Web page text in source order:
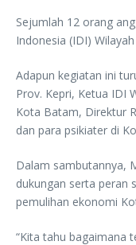
Sejumlah 12 orang
Indonesia (IDI)
Adapun kegiatan ini
Prov. Kepri, Ketua IDI
Kota Batam, Direktur
dan para psikiater di
Dalam sambutannya,
dukungan serta peran
pemulihan ekonomi
“Kita tahu bagaimana